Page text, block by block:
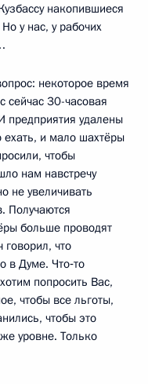
накопившиеся
у нас, у рабочих
некоторое время
сейчас 30-часовая
предприятия удалены
ехать, и мало шахтёры
чтобы
нам навстречу
не увеличивать
Получаются
больше проводят
что
в Думе. Что‑то
попросить Вас,
чтобы все льготы,
чтобы это
уровне. Только